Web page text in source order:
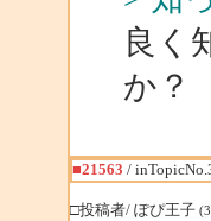
良く
か？
■21563 /
□投稿者/ ぽぴ王子